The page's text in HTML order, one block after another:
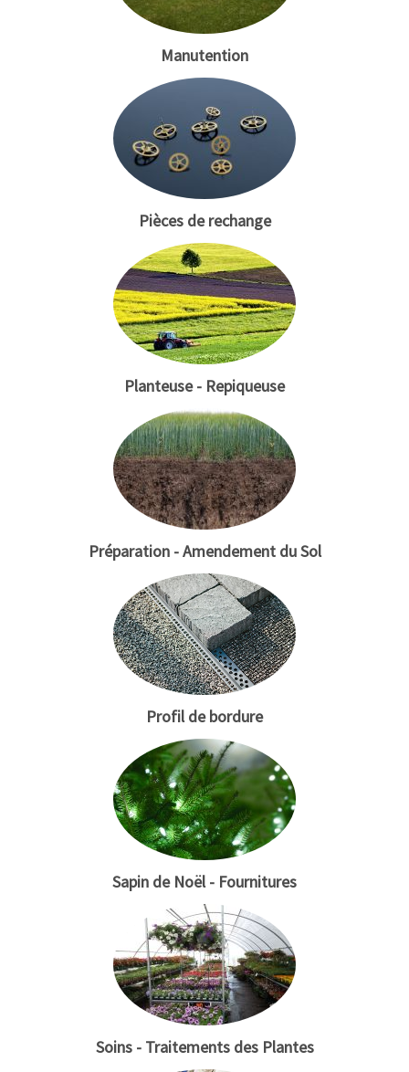
Manutention
Pièces de rechange
Planteuse - Repiqueuse
Préparation - Amendement du Sol
Profil de bordure
Sapin de Noël - Fournitures
Soins - Traitements des Plantes